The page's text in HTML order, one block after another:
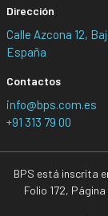
Dirección
Calle Azcona 12,
España
Contactos
info@bps.com.es
+91 313 79 00
BPS está inscrita
Folio 172,